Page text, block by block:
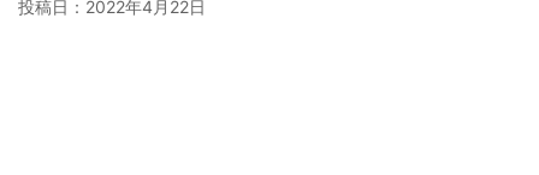
投稿日： 2022年4月22日